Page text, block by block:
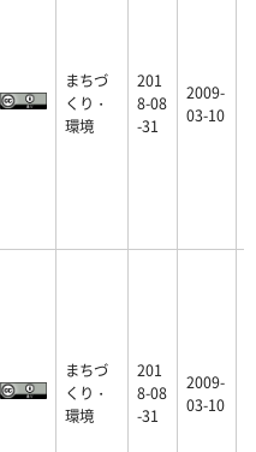
まちづ
くり・
環境
201
8-08
-31
2009-
03-10
まちづ
くり・
環境
201
8-08
-31
2009-
03-10